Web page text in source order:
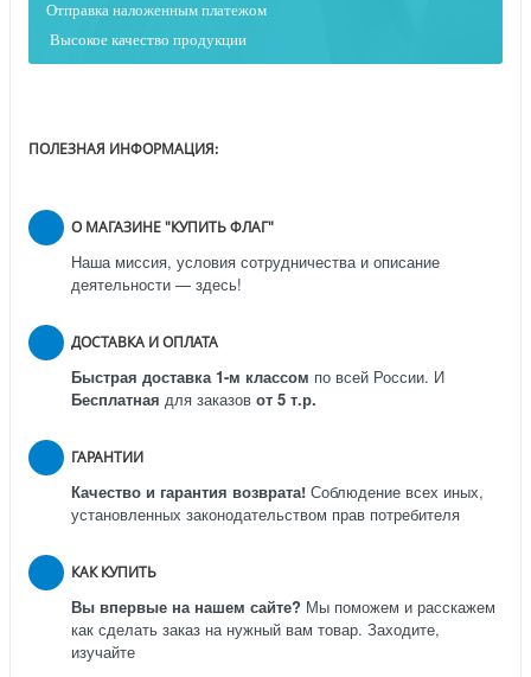
Отправка наложенным платежом
Высокое качество продукции
ПОЛЕЗНАЯ ИНФОРМАЦИЯ:
О МАГАЗИНЕ "КУПИТЬ ФЛАГ"
Наша миссия, условия сотрудничества и описание
деятельности — здесь!
ДОСТАВКА И ОПЛАТА
Быстрая доставка 1-м классом по всей России. И
Бесплатная для заказов от 5 т.р.
ГАРАНТИИ
Качество и гарантия возврата! Соблюдение всех иных,
установленных законодательством прав потребителя
КАК КУПИТЬ
Вы впервые на нашем сайте? Мы поможем и расскажем
как сделать заказ на нужный вам товар. Заходите,
изучайте